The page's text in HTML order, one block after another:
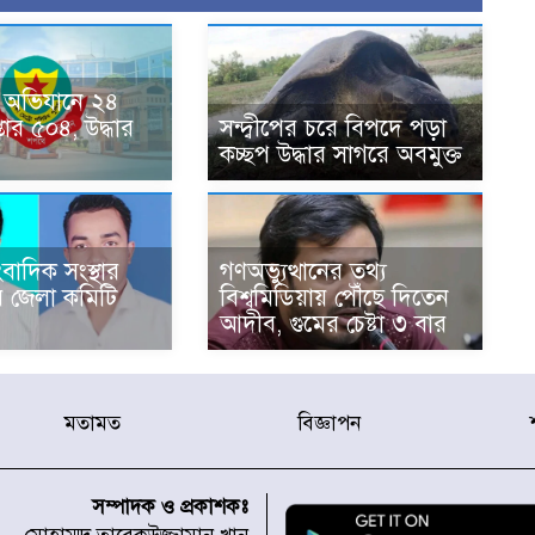
২৪
৫০৪, উদ্ধার
সন্দ্বীপের চরে বিপদে পড়া
কচ্ছপ উদ্ধার সাগরে অবমুক্ত
সংস্থার
কমিটি
গণঅভ্যুত্থানের তথ্য
বিশ্বমিডিয়ায় পৌঁছে দিতেন
আদীব, গুমের চেষ্টা ৩ বার
মতামত বিজ্ঞাপন
সম্পাদক ও প্রকাশকঃ